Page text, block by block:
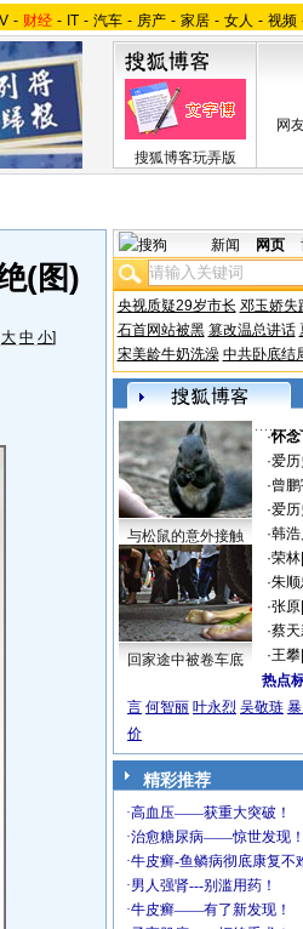
V - 财经 - IT - 汽车 - 房产 - 家居 - 女人 - 视频
搜狐博客玩弄版
网
(图)
大 中 小]
新闻 网页
央视质疑29岁市长 邓玉娇失
石首网站被黑 篡改温总讲话
宋美龄牛奶洗澡 中共卧底结
与松鼠的意外接触
回家途中被卷车底
·怀念
·爱历
·曾
·爱历
·韩浩
·荣林|
·朱顺
·张原|
·蔡天
·王攀|
热点
言 何智丽 叶永烈 吴敬琏
价
精彩推荐